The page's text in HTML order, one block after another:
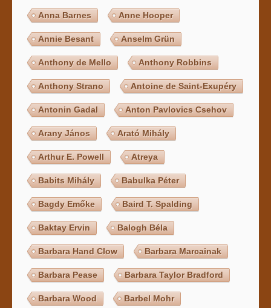
Anna Barnes Anne Hooper
Annie Besant Anselm Grün
Anthony de Mello Anthony Robbins
Anthony Strano Antoine de Saint-Exupéry
Antonin Gadal Anton Pavlovics Csehov
Arany János Arató Mihály
Arthur E. Powell Atreya
Babits Mihály Babulka Péter
Bagdy Emőke Baird T. Spalding
Baktay Ervin Balogh Béla
Barbara Hand Clow Barbara Marcainak
Barbara Pease Barbara Taylor Bradford
Barbara Wood Barbel Mohr